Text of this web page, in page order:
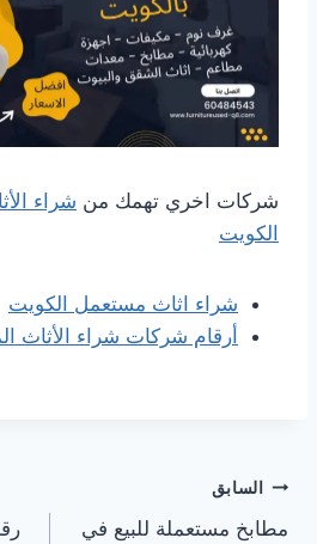
شركات اخري تهمك من شراء
الكويت
شراء اثاث مستعمل الكويت
أرقام شركات شراء الأثاث
تصفّح
السابق
مطابخ مستعملة للبيع في